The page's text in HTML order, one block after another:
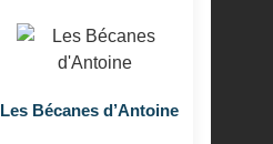
Les Bécanes d’Antoine